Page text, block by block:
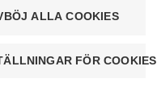
ALLA COOKIES
FÖR COOKIES